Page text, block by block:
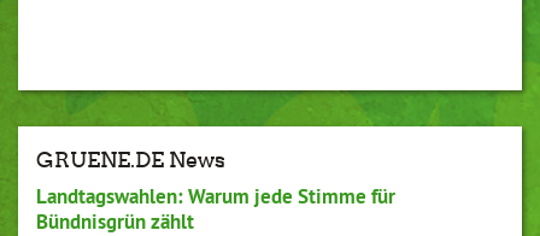
GRUENE.DE News
Landtagswahlen: Warum jede Stimme für
Bündnisgrün zählt